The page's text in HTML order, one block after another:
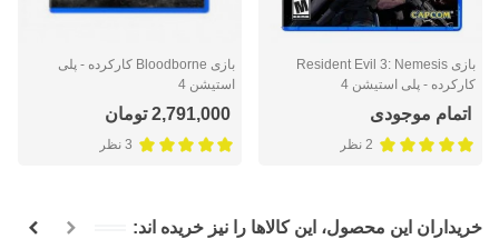
بازی Resident Evil 3: Nemesis
کارکرده - پلی استیشن 4
اتمام موجودی
2 نظر
بازی Bloodborne کارکرده - پلی
استیشن 4
2,791,000 تومان
3 نظر
خریداران این محصول، این کالاها را نیز خریده اند: